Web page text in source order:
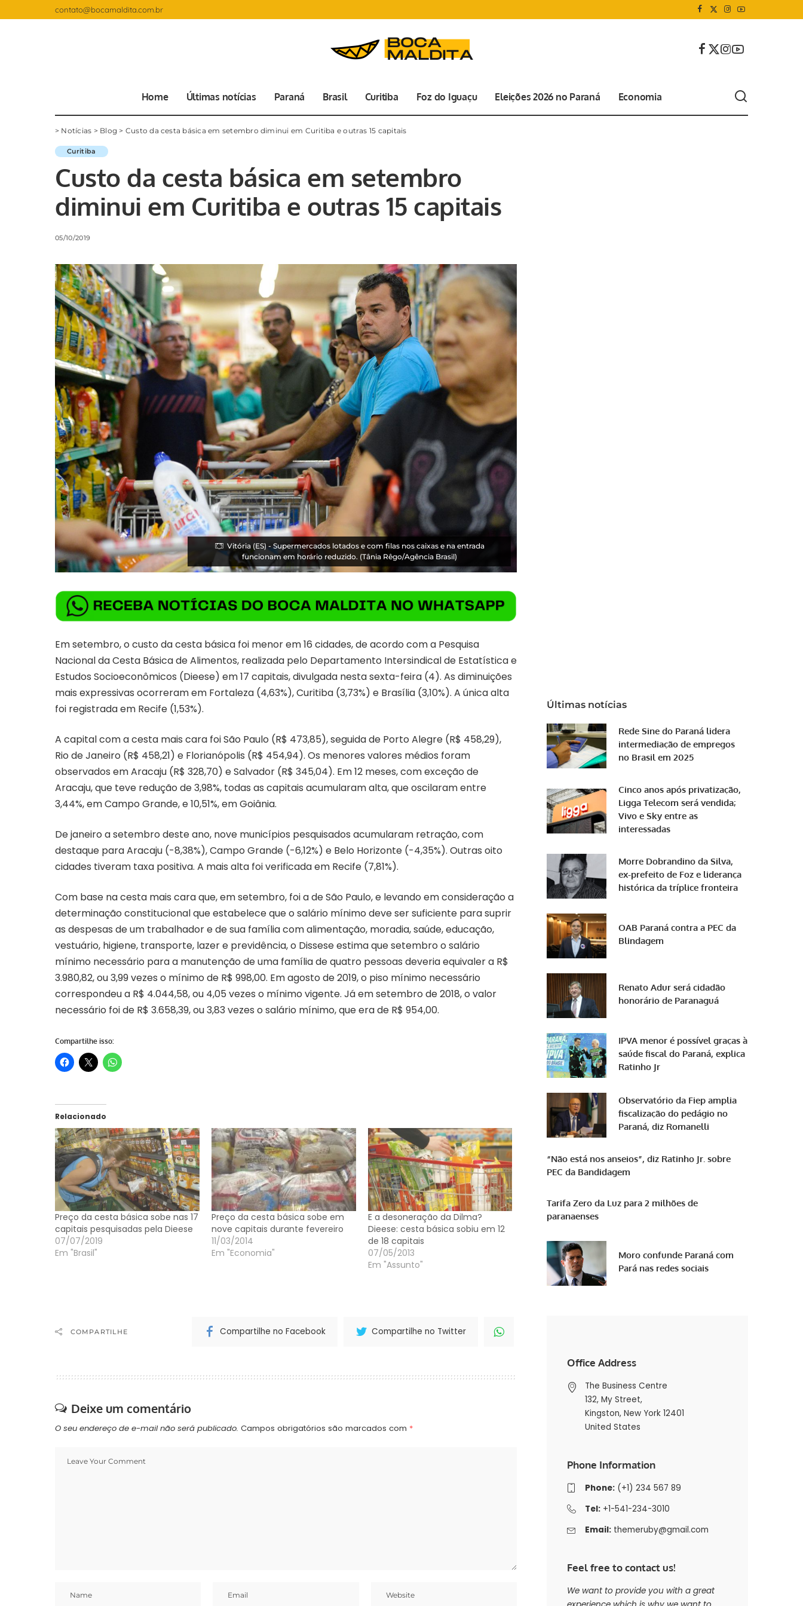
contato@bocamaldita.com.br
Home Últimas notícias Paraná Brasil Curitiba Foz do Iguaçu Eleições 2026 no Paraná Economia
> Notícias > Blog > Custo da cesta básica em setembro diminui em Curitiba e outras 15 capitais
Curitiba
Custo da cesta básica em setembro
diminui em Curitiba e outras 15 capitais
05/10/2019
Vitória (ES) - Supermercados lotados e com filas nos caixas e na entrada
funcionam em horário reduzido. (Tânia Rêgo/Agência Brasil)
Em setembro, o custo da cesta básica foi menor em 16 cidades, de acordo com a Pesquisa
Nacional da Cesta Básica de Alimentos, realizada pelo Departamento Intersindical de Estatística e
Estudos Socioeconômicos (Dieese) em 17 capitais, divulgada nesta sexta-feira (4). As diminuições
mais expressivas ocorreram em Fortaleza (4,63%), Curitiba (3,73%) e Brasília (3,10%). A única alta
foi registrada em Recife (1,53%).
A capital com a cesta mais cara foi São Paulo (R$ 473,85), seguida de Porto Alegre (R$ 458,29),
Rio de Janeiro (R$ 458,21) e Florianópolis (R$ 454,94). Os menores valores médios foram
observados em Aracaju (R$ 328,70) e Salvador (R$ 345,04). Em 12 meses, com exceção de
Aracaju, que teve redução de 3,98%, todas as capitais acumularam alta, que oscilaram entre
3,44%, em Campo Grande, e 10,51%, em Goiânia.
De janeiro a setembro deste ano, nove municípios pesquisados acumularam retração, com
destaque para Aracaju (-8,38%), Campo Grande (-6,12%) e Belo Horizonte (-4,35%). Outras oito
cidades tiveram taxa positiva. A mais alta foi verificada em Recife (7,81%).
Com base na cesta mais cara que, em setembro, foi a de São Paulo, e levando em consideração a
determinação constitucional que estabelece que o salário mínimo deve ser suficiente para suprir
as despesas de um trabalhador e de sua família com alimentação, moradia, saúde, educação,
vestuário, higiene, transporte, lazer e previdência, o Dissese estima que setembro o salário
mínimo necessário para a manutenção de uma família de quatro pessoas deveria equivaler a R$
3.980,82, ou 3,99 vezes o mínimo de R$ 998,00. Em agosto de 2019, o piso mínimo necessário
correspondeu a R$ 4.044,58, ou 4,05 vezes o mínimo vigente. Já em setembro de 2018, o valor
necessário foi de R$ 3.658,39, ou 3,83 vezes o salário mínimo, que era de R$ 954,00.
Compartilhe isso:
Relacionado
Preço da cesta básica sobe nas 17
capitais pesquisadas pela Dieese
07/07/2019
Em "Brasil"
Preço da cesta básica sobe em
nove capitais durante fevereiro
11/03/2014
Em "Economia"
E a desoneração da Dilma?
Dieese: cesta básica sobiu em 12
de 18 capitais
07/05/2013
Em "Assunto"
COMPARTILHE Compartilhe no Facebook Compartilhe no Twitter
Deixe um comentário
O seu endereço de e-mail não será publicado. Campos obrigatórios são marcados com *
Últimas notícias
Rede Sine do Paraná lidera
intermediação de empregos
no Brasil em 2025
Cinco anos após privatização,
Ligga Telecom será vendida;
Vivo e Sky entre as
interessadas
Morre Dobrandino da Silva,
ex-prefeito de Foz e liderança
histórica da tríplice fronteira
OAB Paraná contra a PEC da
Blindagem
Renato Adur será cidadão
honorário de Paranaguá
IPVA menor é possível graças à
saúde fiscal do Paraná, explica
Ratinho Jr
Observatório da Fiep amplia
fiscalização do pedágio no
Paraná, diz Romanelli
“Não está nos anseios”, diz Ratinho Jr. sobre
PEC da Bandidagem
Tarifa Zero da Luz para 2 milhões de
paranaenses
Moro confunde Paraná com
Pará nas redes sociais
Office Address
The Business Centre
132, My Street,
Kingston, New York 12401
United States
Phone Information
Phone:(+1) 234 567 89
Tel:+1-541-234-3010
Email: themeruby@gmail.com
Feel free to contact us!
We want to provide you with a great